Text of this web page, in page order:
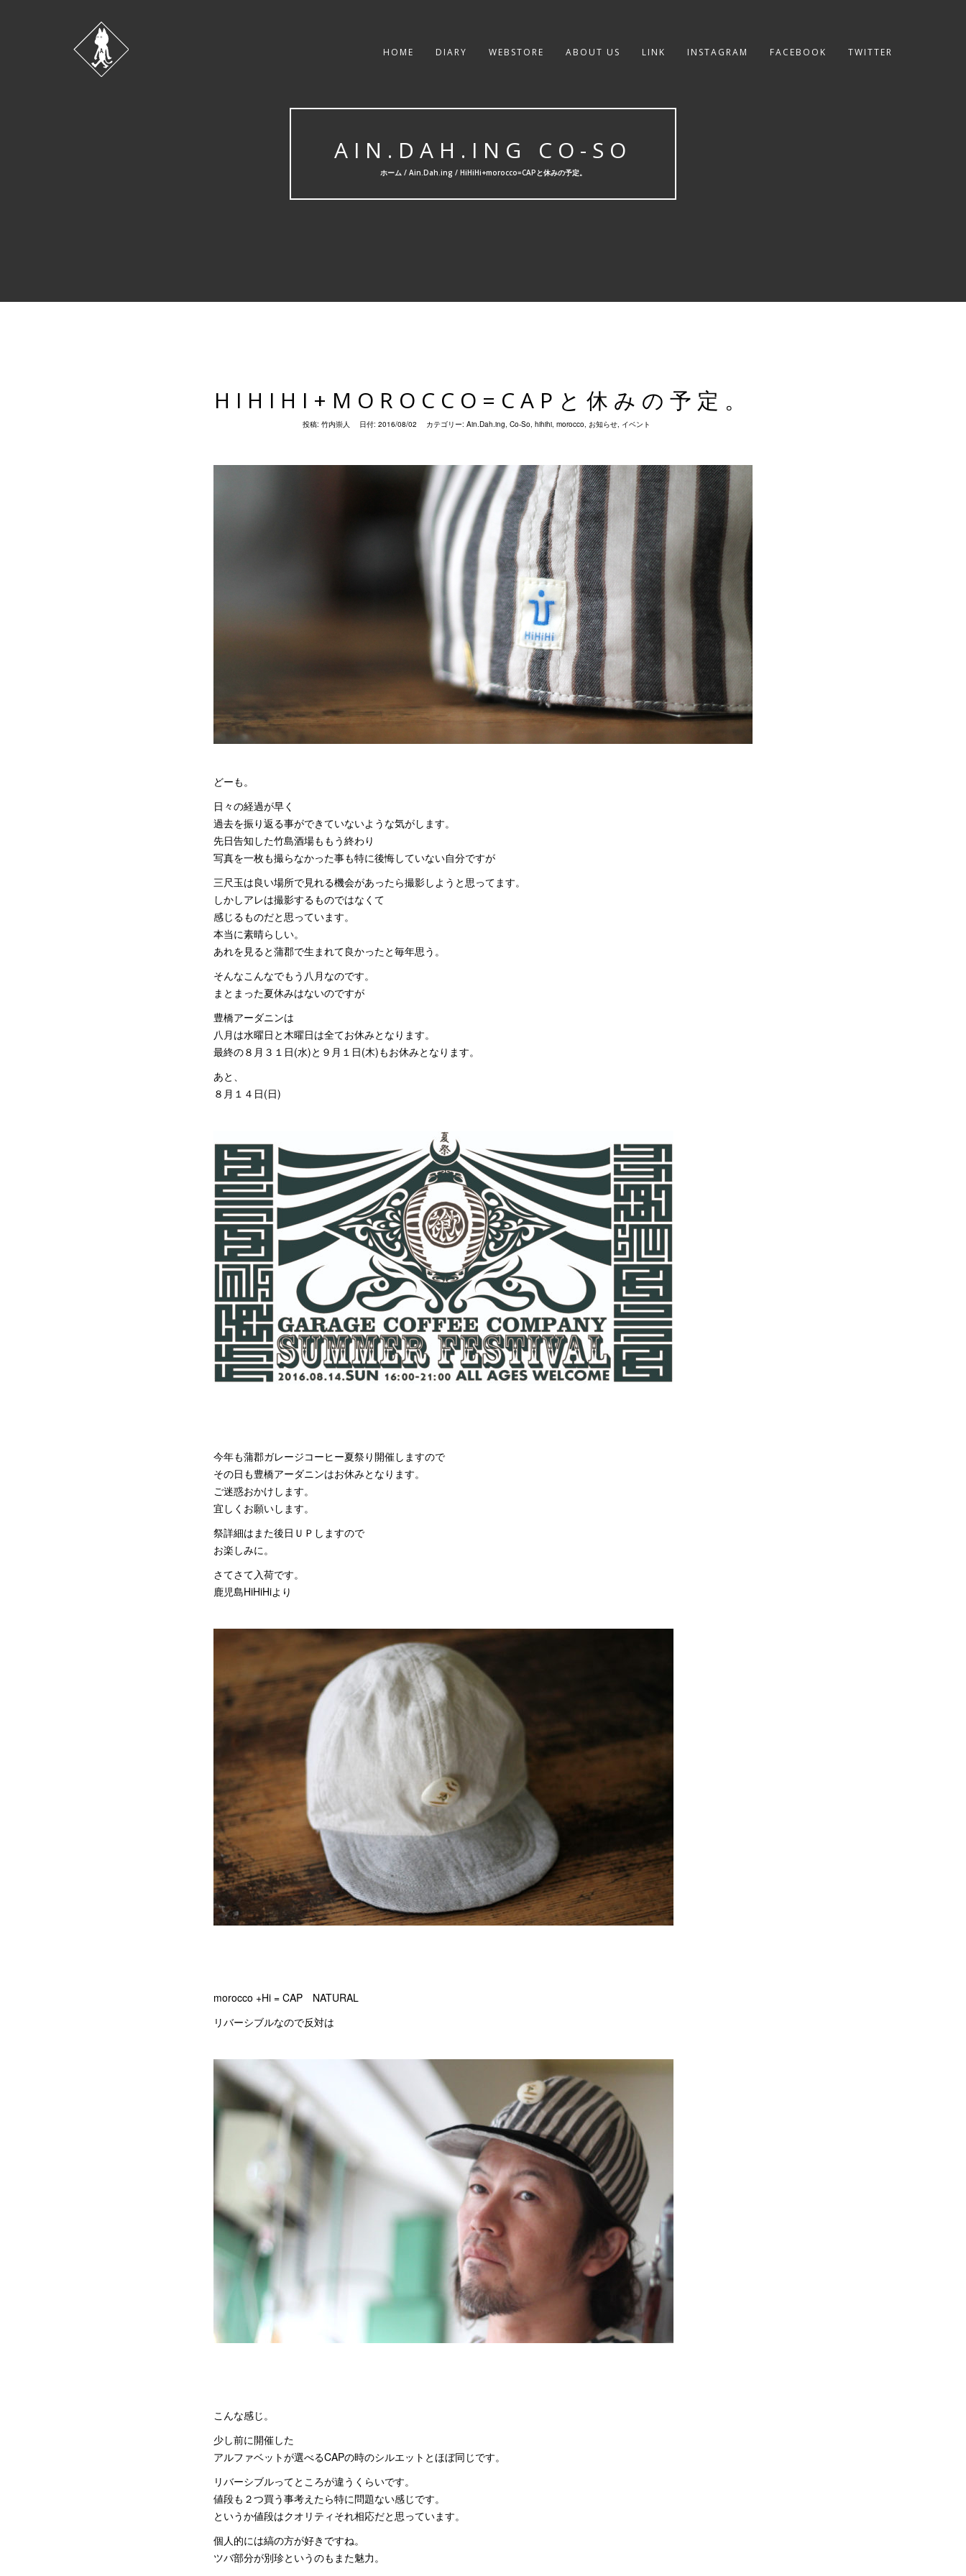
HOME DIARY WEBSTORE ABOUT US LINK INSTAGRAM FACEBOOK TWITTER
AIN.DAH.ING CO-SO
ホーム / Ain.Dah.ing / HiHiHi+morocco=CAPと休みの予定。
HIHIHI+MOROCCO=CAPと休みの予定。
投稿: 竹内崇人 日付: 2016/08/02 カテゴリー: Ain.Dah.ing, Co-So, hihihi, morocco, お知らせ, イベント
どーも。
日々の経過が早く
過去を振り返る事ができていないような気がします。
先日告知した竹島酒場ももう終わり
写真を一枚も撮らなかった事も特に後悔していない自分ですが
三尺玉は良い場所で見れる機会があったら撮影しようと思ってます。
しかしアレは撮影するものではなくて
感じるものだと思っています。
本当に素晴らしい。
あれを見ると蒲郡で生まれて良かったと毎年思う。
そんなこんなでもう八月なのです。
まとまった夏休みはないのですが
豊橋アーダニンは
八月は水曜日と木曜日は全てお休みとなります。
最終の８月３１日(水)と９月１日(木)もお休みとなります。
あと、
８月１４日(日)
今年も蒲郡ガレージコーヒー夏祭り開催しますので
その日も豊橋アーダニンはお休みとなります。
ご迷惑おかけします。
宜しくお願いします。
祭詳細はまた後日ＵＰしますので
お楽しみに。
さてさて入荷です。
鹿児島HiHiHiより
morocco +Hi = CAP NATURAL
リバーシブルなので反対は
こんな感じ。
少し前に開催した
アルファベットが選べるCAPの時のシルエットとほぼ同じです。
リバーシブルってところが違うくらいです。
値段も２つ買う事考えたら特に問題ない感じです。
というか値段はクオリティそれ相応だと思っています。
個人的には縞の方が好きですね。
ツバ部分が別珍というのもまた魅力。